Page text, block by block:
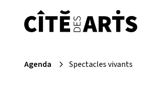
Agenda Spectacles vivants